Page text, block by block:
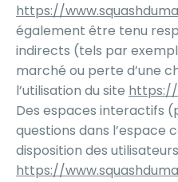
https://
également être tenu
indirects (tels par
marché ou perte d’une
l’utilisation du site https://
Des espaces interactifs
questions dans l’espace
disposition des
https://